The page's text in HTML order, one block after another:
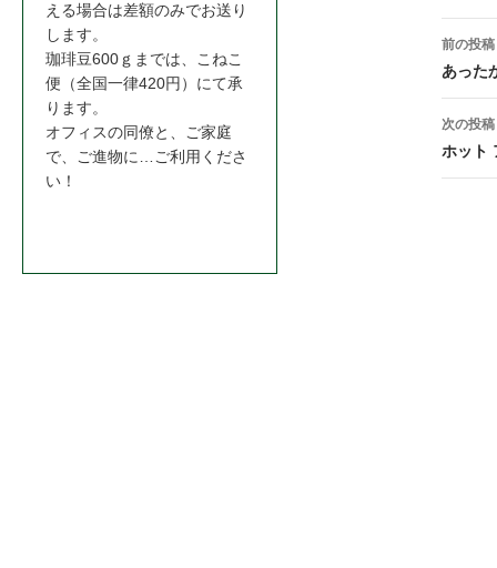
投
稿
ナ
ビ
前の投稿
あった
次の投稿
ホット
える場合は差額のみでお送り
します。
珈琲豆600ｇまでは、こねこ
便（全国一律420円）にて承
ります。
オフィスの同僚と、ご家庭
で、ご進物に…ご利用くださ
い！